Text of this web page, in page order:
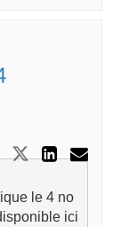
Partager
le 4 no
ici